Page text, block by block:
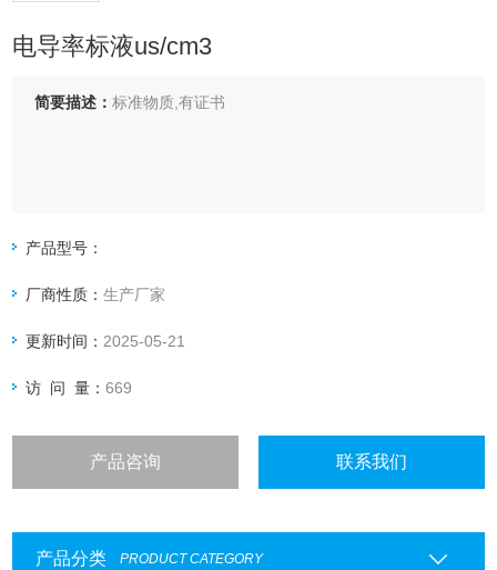
电导率标液us/cm3
简要描述：标准物质,有证书
产品型号：
厂商性质：生产厂家
更新时间： 2025-05-21
访 问 量：669
产品咨询 联系我们
产品分类 PRODUCT CATEGORY